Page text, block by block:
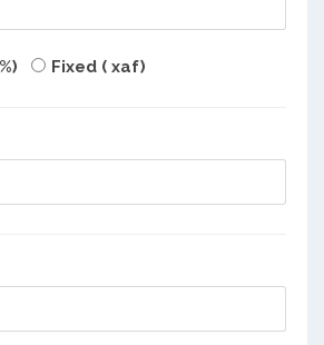
Fixed ( xaf)